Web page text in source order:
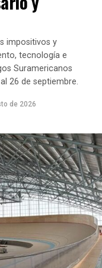
sobre la
del homicidio.
Según
explicó
corrección
relacionada
con el
momento en
que se
produjo el
modificó
precisó ese
impositivos y
tecnología e
Suramericanos
26 de septiembre.
de 2026